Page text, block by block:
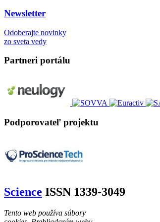
Newsletter
Odoberajte novinky
zo sveta vedy
Partneri portálu
Podporovateľ projektu
Science ISSN 1339-3049
Tento web používa súbory